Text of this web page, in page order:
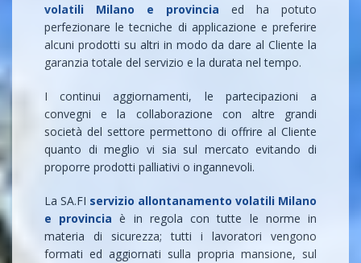
volatili Milano e provincia ed ha potuto
perfezionare le tecniche di applicazione e preferire
alcuni prodotti su altri in modo da dare al Cliente la
garanzia totale del servizio e la durata nel tempo.
I continui aggiornamenti, le partecipazioni a
convegni e la collaborazione con altre grandi
società del settore permettono di offrire al Cliente
quanto di meglio vi sia sul mercato evitando di
proporre prodotti palliativi o ingannevoli.
La SA.FI servizio allontanamento volatili Milano
e provincia è in regola con tutte le norme in
materia di sicurezza; tutti i lavoratori vengono
formati ed aggiornati sulla propria mansione, sul